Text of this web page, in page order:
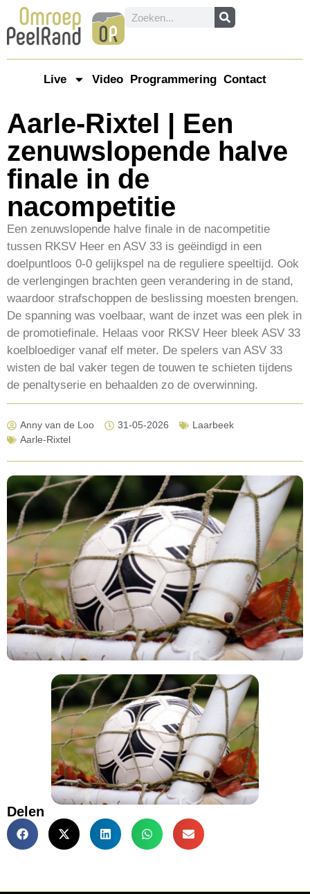
Live Video Programmering Contact
Aarle-Rixtel | Een
zenuwslopende halve
finale in de
nacompetitie
Een zenuwslopende halve finale in de nacompetitie
tussen RKSV Heer en ASV 33 is geëindigd in een
doelpuntloos 0-0 gelijkspel na de reguliere speeltijd. Ook
de verlengingen brachten geen verandering in de stand,
waardoor strafschoppen de beslissing moesten brengen.
De spanning was voelbaar, want de inzet was een plek in
de promotiefinale. Helaas voor RKSV Heer bleek ASV 33
koelbloediger vanaf elf meter. De spelers van ASV 33
wisten de bal vaker tegen de touwen te schieten tijdens
de penaltyserie en behaalden zo de overwinning.
Anny van de Loo 31-05-2026
Laarbeek
Aarle-Rixtel
Delen